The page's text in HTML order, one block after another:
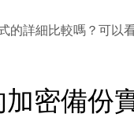
的詳細比較嗎？可以
密備份